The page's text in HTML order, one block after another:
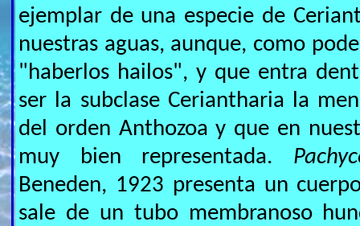
ejemplar de una especie de
nuestras aguas, aunque, como
"haberlos hailos", y que entra
ser la subclase Ceriantharia la
del orden Anthozoa y que en
muy bien representada.
Beneden, 1923 presenta un
sale de un tubo membranoso